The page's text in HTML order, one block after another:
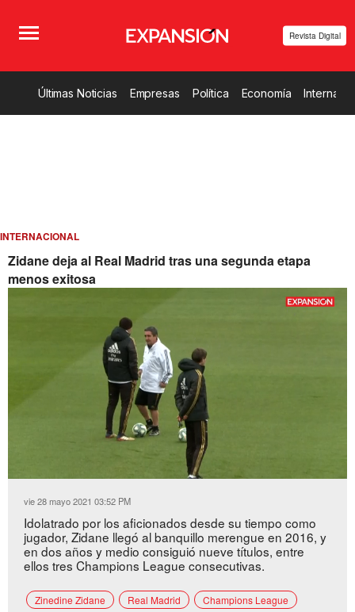
Revista Digital
Últimas Noticias Empresas Política Economía
INTERNACIONAL
Zidane deja al Real Madrid tras una segunda etapa
menos exitosa
44.17%
vie 28 mayo 2021 03:52 PM
Idolatrado por los aficionados desde su tiempo como
jugador, Zidane llegó al banquillo merengue en 2016, y
en dos años y medio consiguió nueve títulos, entre
ellos tres Champions League consecutivas.
Zinedine Zidane Real Madrid
Champions League